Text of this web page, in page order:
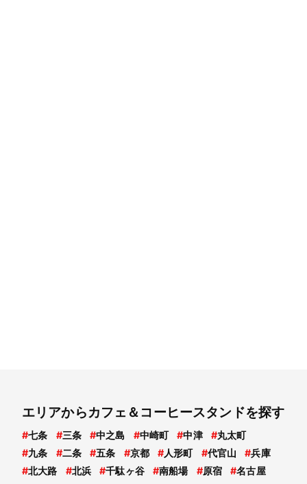
エリアからカフェ＆コーヒースタンドを探す
#七条 #三条 #中之島 #中崎町 #中津 #丸太町
#九条 #二条 #五条 #京都 #人形町 #代官山 #兵庫
#北大路 #北浜 #千駄ヶ谷 #南船場 #原宿 #名古屋